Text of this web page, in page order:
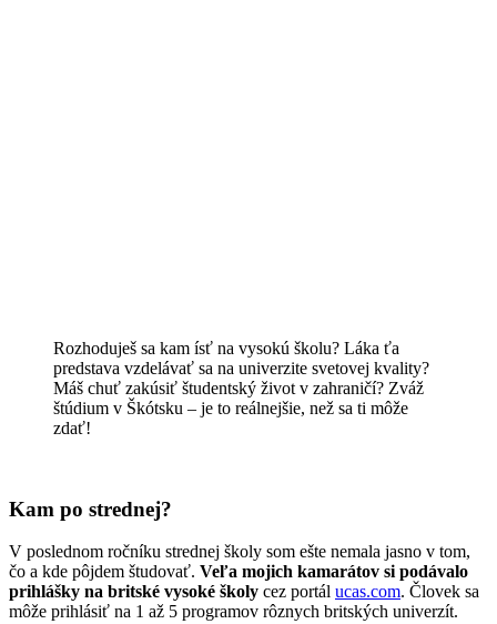
Rozhoduješ sa kam ísť na vysokú školu? Láka ťa
predstava vzdelávať sa na univerzite svetovej kvality?
Máš chuť zakúsiť študentský život v zahraničí? Zváž
štúdium v Škótsku – je to reálnejšie, než sa ti môže
zdať!
Kam po strednej?
V poslednom ročníku strednej školy som ešte nemala jasno v tom,
čo a kde pôjdem študovať. Veľa mojich kamarátov si podávalo
prihlášky na britské vysoké školy cez portál ucas.com. Človek sa
môže prihlásiť na 1 až 5 programov rôznych britských univerzít.